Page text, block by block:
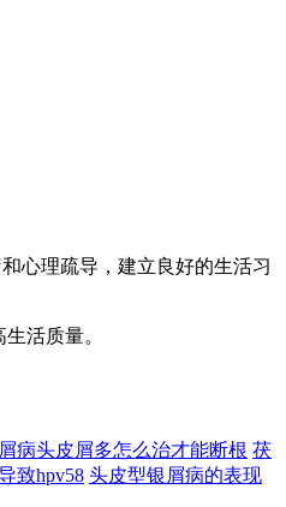
心理疏导，建立良好的生活习
活质量。
病头皮屑多怎么治才能断根 茯
致hpv58 头皮型银屑病的表现